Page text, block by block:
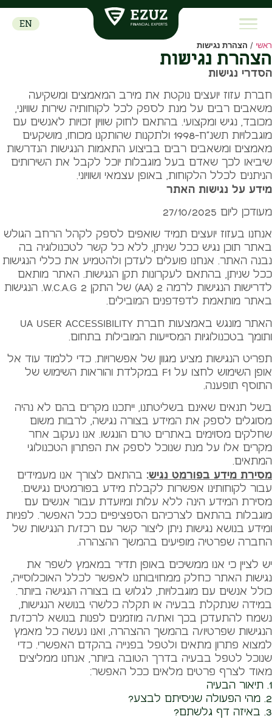
נגישות
יועצים
מחויבים
לנגישות
EN
ראשי / הצהרת נגישות
הצהרת נגישות
הסדרי נגישות
חברת עזוז יועצים נוקטת את מירב המאמצים ומשקיעה
משאבים רבים על מנת לספק לכל לקוחותיה שירות שוויוני,
מכובד, נגיש ומקצועי. בהתאם לחוק שוויון זכויות לאנשים עם
מוגבלויות תשנ"ח-1998 ולתקנות שהותקנו מכוחו, מושקעים
מאמצים ומשאבים רבים בביצוע התאמות הנגישות הנדרשות
שיביאו לכך שאדם בעל מוגבלות יוכל לקבל את השירותים
הניתנים לכלל הלקוחות, באופן עצמאי ושוויוני.
מידע על נגישות האתר
מעודכן ליום ‏27/10/2025
אנחנו בעזוז יועצים תמיד שואפים לספק לקהל הרחב הגולש
באתר תוכן נגיש ככל שניתן, ללא כל קשר לטכנולוגיה בה
נבנה האתר. אנחנו פועלים לעדכן ולהטמיע את כללי הנגישות
ככל שניתן, בהתאם לעקרונות תקן הנגישות. האתר מותאם
לדרישות הנגישות לרמה 2 (AA) של התקן W.C.A.G 2. הנגישות
באתר מותאמת לדפדפנים המובילים.
האתר מונגש באמצעות חברת UA USER ACCESSIBILITY
ותומך בטכנולוגיות המסייעות המובילות בתחום.
תפריט הנגישות מציע מגוון של אפשרויות. כדי ללמוד עוד אל
אופן השימוש לחצו על F1 במקלדת והוראות השימוש של
התוסף תופענה.
בשל תנאים שאינם בשליטתנו, ייתכנו מקרים בהם לא נהיה
מסוגלים לספק את המידע בצורה נגישה, לרבות משום
שחלקים מסוימים באתרים טרם הונגשו. אנו נעקוב אחר
מקרים אלו על מנת שנוכל לספק את הפתרון הטכנולוגי
המתאים.
מסירת מידע בפורמט נגיש: בהתאם לצורך אנו מעמידים
עבור לקוחותינו אפשרות לקבלת מידע בפורמטים נגישים.
מסירת המידע הינה ללא עלות ומיועדת עבור אנשים עם
מוגבלות בהתאם לצרכיהם הספציפיים ככל האפשר. לפניות
ומידע בנושא נגישות ניתן ליצור קשר עם רכז/ת הנגישות של
החברה שפרטיה מופיעים בהמשך ההצהרה.
יש לציין כי אנו ממשיכים באופן תדיר במאמץ לשפר את
נגישות האתר כחלק ממחויבותנו לאפשר לכלל האוכלוסייה,
כולל אנשים עם מוגבלויות, לגלוש בו בצורה הנגישה ביותר.
במידה שנתקלת בבעיה או תקלה כלשהי בנושא הנגישות,
נשמח להתעדכן בכך ואת/ה מוזמנים לפנות בנושא לרכז/ת
הנגישות שפרטיו/ה בהמשך ההצהרה, ואנו נעשה כל מאמץ
למצוא פתרון מתאים ולטפל בפנייה בהקדם האפשרי. כדי
שנוכל לטפל בבעיה בדרך הטובה ביותר, אנחנו ממליצים
מאוד לצרף פרטים מלאים ככל האפשר:
1. תיאור הבעיה
2. מהי הפעולה שניסיתם לבצע?
3. באיזה דף גלשתם?